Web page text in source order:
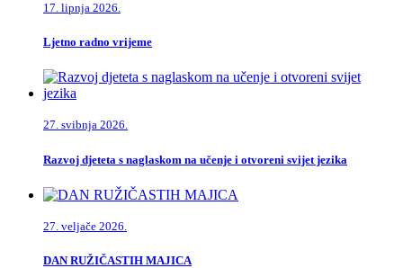
17. lipnja 2026.
Ljetno radno vrijeme
27. svibnja 2026.
Razvoj djeteta s naglaskom na učenje i otvoreni svijet jezika
27. veljače 2026.
DAN RUŽIČASTIH MAJICA